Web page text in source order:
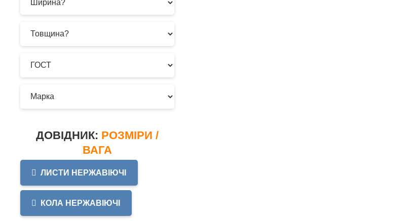
ДОВІДНИК: РОЗМІРИ /
ВАГА
ЛИСТИ НЕРЖАВІЮЧІ
КОЛА НЕРЖАВІЮЧІ